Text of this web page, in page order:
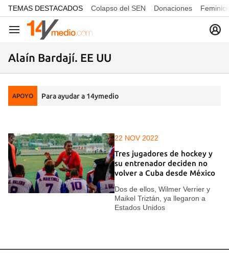
common.go-to-content
TEMAS DESTACADOS Colapso del SEN Donaciones
Navegación
Alaín Bardají. EE UU
APOYO Para ayudar a 14ymedio
22 NOV 2022
Tres jugadores de hockey y
su entrenador deciden no
volver a Cuba desde México
Dos de ellos, Wilmer Verrier y
Maikel Triztán, ya llegaron a
Estados Unidos